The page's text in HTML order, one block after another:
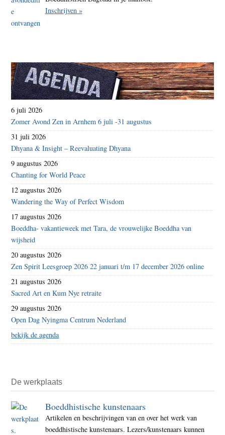
Inschrijven »
6 juli 2026
Zomer Avond Zen in Arnhem 6 juli -31 augustus
31 juli 2026
Dhyana & Insight – Reevaluating Dhyana
9 augustus 2026
Chanting for World Peace
12 augustus 2026
Wandering the Way of Perfect Wisdom
17 augustus 2026
Boeddha- vakantieweek met Tara, de vrouwelijke Boeddha van
wijsheid
20 augustus 2026
Zen Spirit Leesgroep 2026 22 januari t/m 17 december 2026 online
21 augustus 2026
Sacred Art en Kum Nye retraite
29 augustus 2026
Open Dag Nyingma Centrum Nederland
bekijk de agenda
De werkplaats
Boeddhistische kunstenaars
Artikelen en beschrijvingen van en over het werk van
boeddhistische kunstenaars. Lezers/kunstenaars kunnen